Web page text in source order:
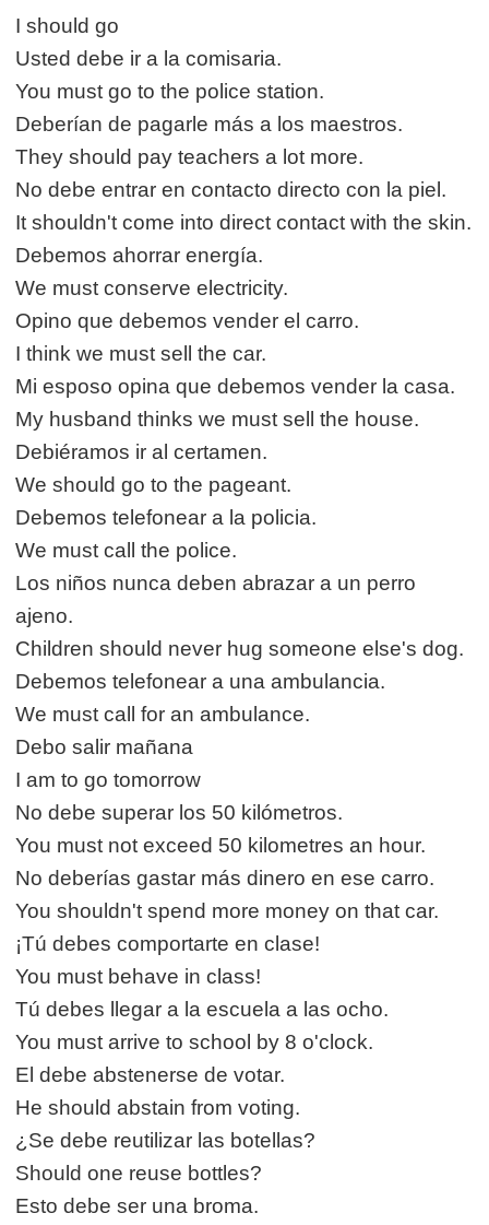
I should go
Usted debe ir a la comisaria.
You must go to the police station.
Deberían de pagarle más a los maestros.
They should pay teachers a lot more.
No debe entrar en contacto directo con la piel.
It shouldn't come into direct contact with the skin.
Debemos ahorrar energía.
We must conserve electricity.
Opino que debemos vender el carro.
I think we must sell the car.
Mi esposo opina que debemos vender la casa.
My husband thinks we must sell the house.
Debiéramos ir al certamen.
We should go to the pageant.
Debemos telefonear a la policia.
We must call the police.
Los niños nunca deben abrazar a un perro
ajeno.
Children should never hug someone else's dog.
Debemos telefonear a una ambulancia.
We must call for an ambulance.
Debo salir mañana
I am to go tomorrow
No debe superar los 50 kilómetros.
You must not exceed 50 kilometres an hour.
No deberías gastar más dinero en ese carro.
You shouldn't spend more money on that car.
¡Tú debes comportarte en clase!
You must behave in class!
Tú debes llegar a la escuela a las ocho.
You must arrive to school by 8 o'clock.
El debe abstenerse de votar.
He should abstain from voting.
¿Se debe reutilizar las botellas?
Should one reuse bottles?
Esto debe ser una broma.